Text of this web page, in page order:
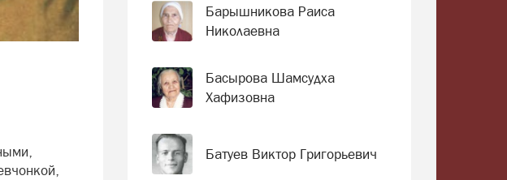
Барышникова Раиса
Николаевна
Басырова Шамсудха
Хафизовна
Батуев Виктор Григорьевич